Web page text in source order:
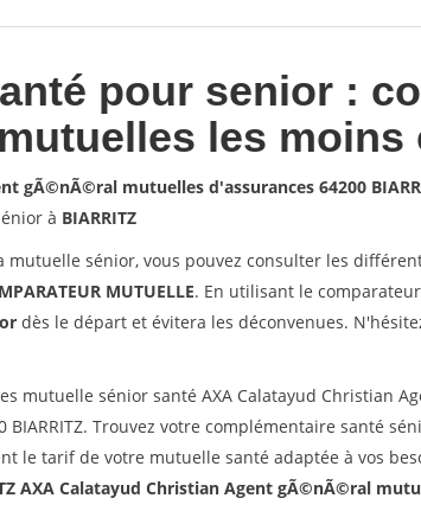
pour senior :
les moins
gÃ©nÃ©ral mutuelles d'assurances 64200
à BIARRITZ
sénior, vous pouvez consulter les
MUTUELLE. En utilisant le
dès le départ et évitera les déconvenues.
mutuelle sénior santé AXA Calatayud Christian
BIARRITZ. Trouvez votre complémentaire santé
le tarif de votre mutuelle santé adaptée à vos
AXA Calatayud Christian Agent gÃ©nÃ©ral